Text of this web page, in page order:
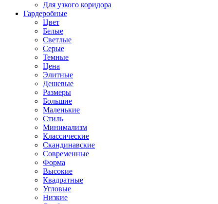
Для узкого коридора
Гардеробные
Цвет
Белые
Светлые
Серые
Темные
Цена
Элитные
Дешевые
Размеры
Большие
Маленькие
Стиль
Минимализм
Классические
Скандинавские
Современные
Форма
Высокие
Квадратные
Угловые
Низкие